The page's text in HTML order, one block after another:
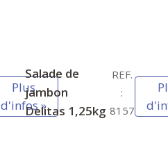
Plus
d'infos »
Salade de
jambon
Delitas 1,25kg
REF.
:
8157